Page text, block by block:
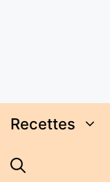
Recettes